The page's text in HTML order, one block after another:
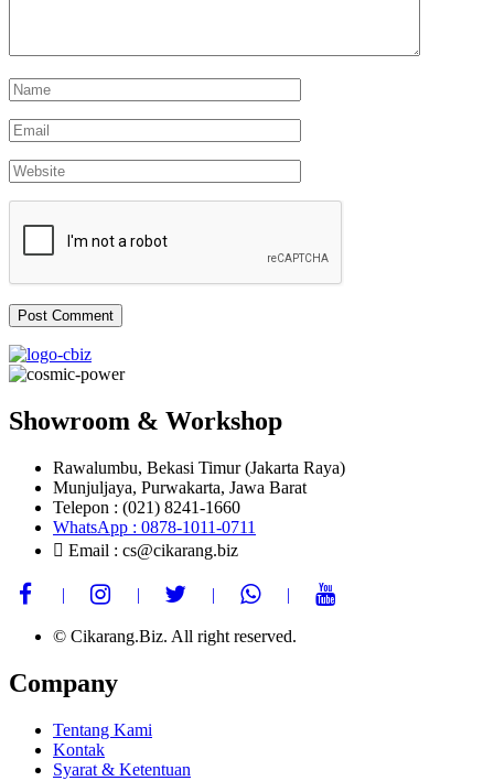
Showroom & Workshop
Rawalumbu, Bekasi Timur (Jakarta Raya)
Munjuljaya, Purwakarta, Jawa Barat
Telepon : (021) 8241-1660
WhatsApp : 0878-1011-0711
Email : cs@cikarang.biz
© Cikarang.Biz. All right reserved.
Company
Tentang Kami
Kontak
Syarat & Ketentuan